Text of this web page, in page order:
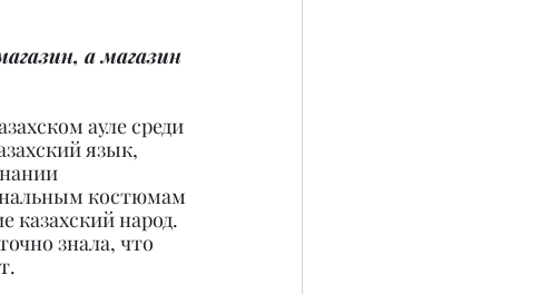
а магазин
ауле среди
язык,
костюмам
народ.
знала, что